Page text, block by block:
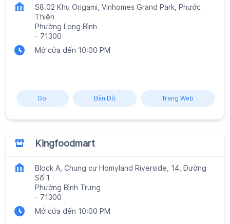
S8.02 Khu Origami, Vinhomes Grand Park, Phước
Thiện
Phường Long Bình
- 71300
Mở cửa đến 10:00 PM
Gọi Bản Đồ Trang Web
Kingfoodmart
Block A, Chung cư Homyland Riverside, 14, Đường
Số 1
Phường Bình Trưng
- 71300
Mở cửa đến 10:00 PM